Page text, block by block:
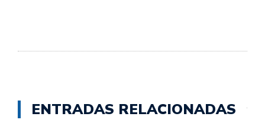
ENTRADAS RELACIONADAS